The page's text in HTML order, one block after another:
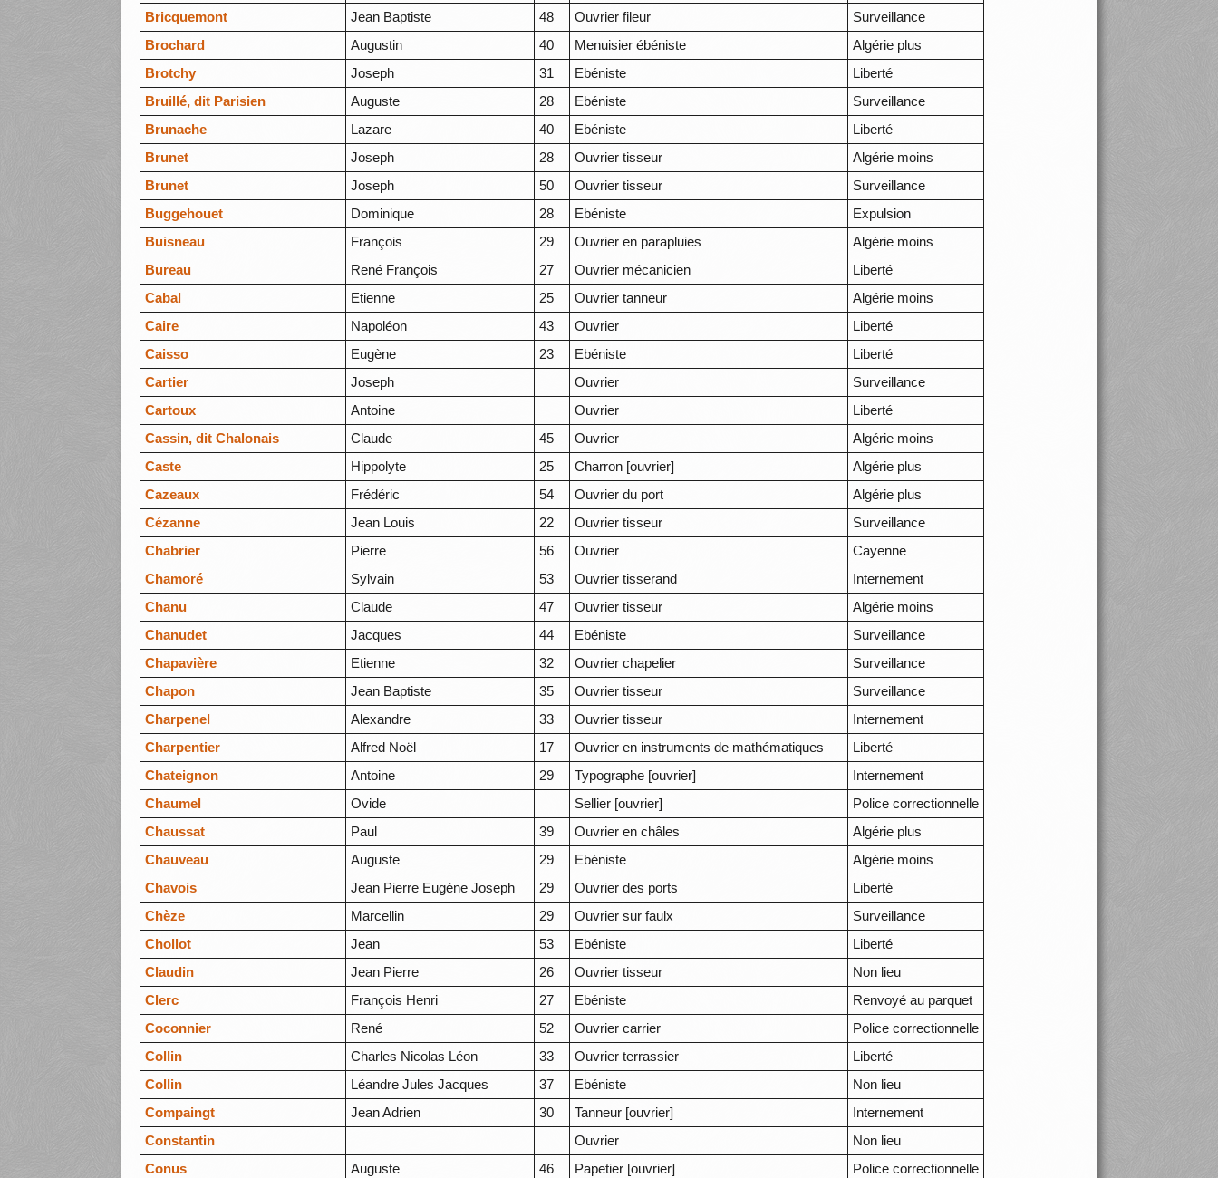
Bricquemont
Jean Baptiste 48 Ouvrier fileur
Surveillance
Brochard
Augustin 40 Menuisier ébéniste
Algérie plus
Brotchy
Joseph 31 Ebéniste
Liberté
Bruillé, dit Parisien
Auguste 28 Ebéniste
Surveillance
Brunache
Lazare 40 Ebéniste
Liberté
Brunet
Joseph 28 Ouvrier tisseur
Algérie moins
Brunet
Joseph 50 Ouvrier tisseur
Surveillance
Buggehouet
Dominique 28 Ebéniste
Expulsion
Buisneau
François 29 Ouvrier en parapluies
Algérie moins
Bureau
René François 27 Ouvrier mécanicien
Liberté
Cabal
Etienne 25 Ouvrier tanneur
Algérie moins
Caire
Napoléon 43 Ouvrier
Liberté
Caisso
Eugène 23 Ebéniste
Liberté
Cartier
Joseph Ouvrier
Surveillance
Cartoux
Antoine Ouvrier
Liberté
Cassin, dit Chalonais
Claude 45 Ouvrier
Algérie moins
Caste
Hippolyte 25 Charron [ouvrier]
Algérie plus
Cazeaux
Frédéric 54 Ouvrier du port
Algérie plus
Cézanne
Jean Louis 22 Ouvrier tisseur
Surveillance
Chabrier
Pierre 56 Ouvrier
Cayenne
Chamoré
Sylvain 53 Ouvrier tisserand
Internement
Chanu
Claude 47 Ouvrier tisseur
Algérie moins
Chanudet
Jacques 44 Ebéniste
Surveillance
Chapavière
Etienne 32 Ouvrier chapelier
Surveillance
Chapon
Jean Baptiste 35 Ouvrier tisseur
Surveillance
Charpenel
Alexandre 33 Ouvrier tisseur
Internement
Charpentier
Alfred Noël 17 Ouvrier en instruments de mathématiques
Liberté
Chateignon
Antoine 29 Typographe [ouvrier]
Internement
Chaumel
Ovide Sellier [ouvrier]
Police correctionnelle
Chaussat
Paul 39 Ouvrier en châles
Algérie plus
Chauveau
Auguste 29 Ebéniste
Algérie moins
Chavois
Jean Pierre Eugène Joseph 29 Ouvrier des ports
Liberté
Chèze
Marcellin 29 Ouvrier sur faulx
Surveillance
Chollot
Jean 53 Ebéniste
Liberté
Claudin
Jean Pierre 26 Ouvrier tisseur
Non lieu
Clerc
François Henri 27 Ebéniste
Renvoyé au parquet
Coconnier
René 52 Ouvrier carrier
Police correctionnelle
Collin
Charles Nicolas Léon 33 Ouvrier terrassier
Liberté
Collin
Léandre Jules Jacques 37 Ebéniste
Non lieu
Compaingt
Jean Adrien 30 Tanneur [ouvrier]
Internement
Constantin
Ouvrier
Non lieu
Conus
Auguste 46 Papetier [ouvrier] Police correctionnelle